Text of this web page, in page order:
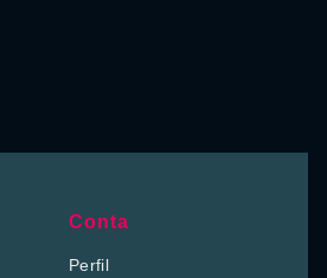
Conta
Perfil